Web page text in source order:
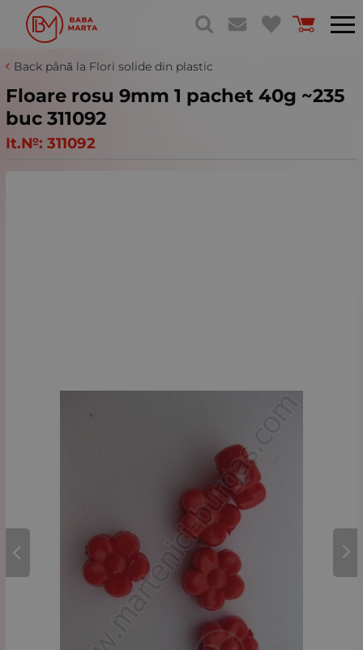
Back până la Flori solide din plastic
Floare rosu 9mm 1 pachet 40g ~235
buc 311092
It.№: 311092